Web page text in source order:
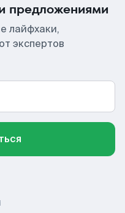
предложениями
лайфхаки,
экспертов